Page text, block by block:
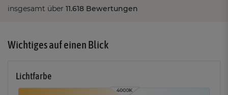
insgesamt über 11.618 Bewertungen
Wichtiges auf einen Blick
Lichtfarbe